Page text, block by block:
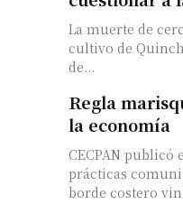
La muerte de
cultivo de
de...
Regla
la economía
CECPAN
prácticas
borde costero